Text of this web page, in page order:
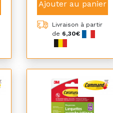
Ajouter au panier
Livraison à partir
de 6,30€